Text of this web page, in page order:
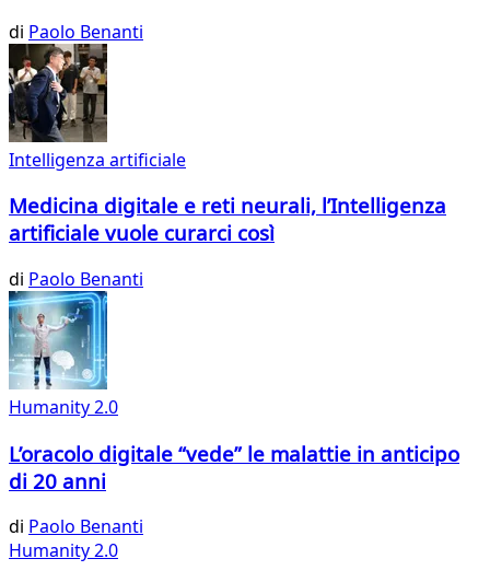
di Paolo Benanti
Intelligenza artificiale
Medicina digitale e reti neurali, l’Intelligenza
artificiale vuole curarci così
di Paolo Benanti
Humanity 2.0
L’oracolo digitale “vede” le malattie in anticipo
di 20 anni
di Paolo Benanti
Humanity 2.0